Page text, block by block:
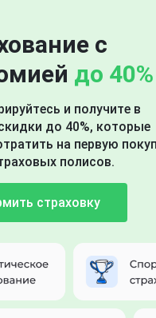
с
до 40%
и получите в
до 40%, которые
на первую
полисов.
страховку